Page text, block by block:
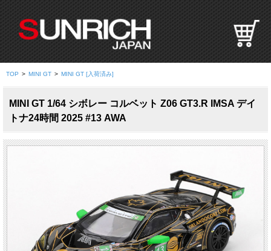
R
I
H
J
P
A
N
TOP > MINI GT > MINI GT [入荷済み]
MINI GT 1/64 シボレー コルベット Z06 GT3.R IMSA デイ
トナ24時間 2025 #13 AWA